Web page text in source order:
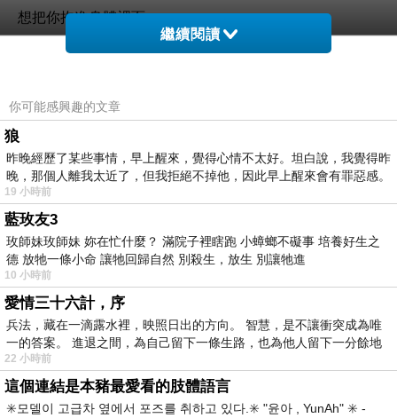
想把你抱進身體裡面
如果這是最後的一頁
能否讓我把故事重寫
海潮聲淹沒了離別時的黃昏
只留下不捨的體溫
星空下擁抱著快凋零的溫存
愛只能在回憶裡完整
想把你抱進身體裡面
不敢讓你看見
嘴角那顆沒落下的淚
如果這是最後的一頁
在你離開之前
繼續閱讀
你可能感興趣的文章
狼
昨晚經歷了某些事情，早上醒來，覺得心情不太好。坦白說，我覺得昨
晚，那個人離我太近了，但我拒絕不掉他，因此早上醒來會有罪惡感。
19 小時前
藍玫友3
玫師妹玫師妹 妳在忙什麼？ 滿院子裡瞎跑 小蟑螂不礙事 培養好生之
德 放牠一條小命 讓牠回歸自然 別殺生，放生 別讓牠進
10 小時前
愛情三十六計，序
兵法，藏在一滴露水裡，映照日出的方向。 智慧，是不讓衝突成為唯
一的答案。 進退之間，為自己留下一條生路，也為他人留下一分餘地
22 小時前
這個連結是本豬最愛看的肢體語言
✳️모델이 고급차 옆에서 포즈를 취하고 있다.✳️ "윤아 , YunAh" ✳️ -